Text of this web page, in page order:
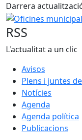
Darrera
Oficines municipals
RSS
L'actualitat a un clic
Avisos
Plens i juntes
Notícies
Agenda
Agenda política
Publicacions